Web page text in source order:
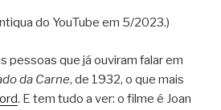
do YouTube em 5/2023.)
pessoas que já ouviram falar em
da Carne, de 1932, o que mais
. E tem tudo a ver: o filme é Joan